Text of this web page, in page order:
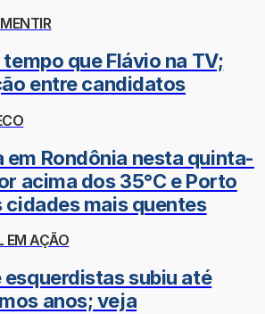
que Flávio na TV;
entre candidatos
em Rondônia nesta quinta-
acima dos 35°C e Porto
cidades mais quentes
EM AÇÃO
subiu até
anos; veja